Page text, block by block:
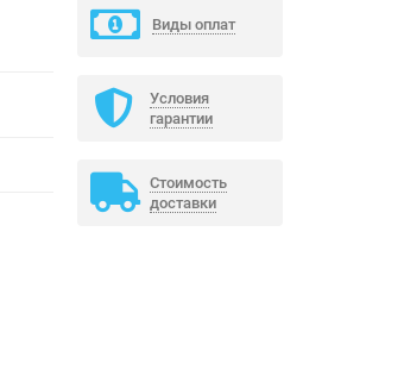
Виды оплат
Условия
гарантии
Стоимость
доставки